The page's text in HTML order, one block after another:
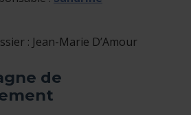
: Jean-Marie D’Amour
de